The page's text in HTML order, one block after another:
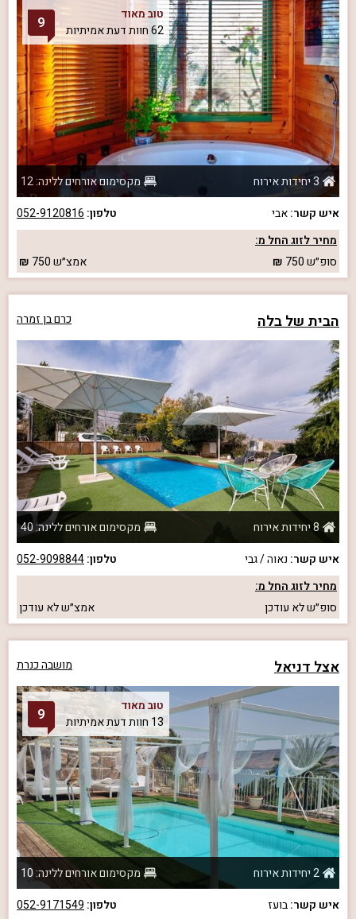
טוב מאוד
62 חוות דעת אמיתיות
9
3 יחידות אירוח
מקסימום אורחים ללינה: 12
איש קשר:אבי טלפון: 052-9120816
מחיר לזוג החל מ:
סופ״ש750 אמצ״ש750
הבית של בלה כרם בן זמרה
8 יחידות אירוח
מקסימום אורחים ללינה: 40
איש קשר: נאוה / גבי טלפון:052-9098844
מחיר לזוג החל מ:
סופ״שלא עודכן אמצ״שלא עודכן
אצל דניאל מושבה כנרת
טוב מאוד
13 חוות דעת אמיתיות
9
2 יחידות אירוח
מקסימום אורחים ללינה: 10
איש קשר:בועז טלפון: 052-9171549